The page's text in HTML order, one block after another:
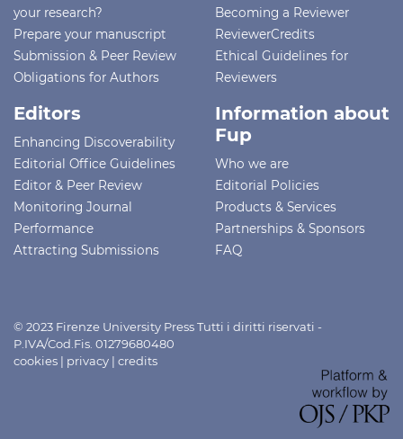
your research?
Prepare your manuscript
Submission & Peer Review
Obligations for Authors
Becoming a Reviewer
ReviewerCredits
Ethical Guidelines for
Reviewers
Editors
Enhancing Discoverability
Editorial Office Guidelines
Editor & Peer Review
Monitoring Journal
Performance
Attracting Submissions
Information about
Fup
Who we are
Editorial Policies
Products & Services
Partnerships & Sponsors
FAQ
© 2023 Firenze University Press Tutti i diritti riservati -
P.IVA/Cod.Fis. 01279680480
cookies | privacy | credits